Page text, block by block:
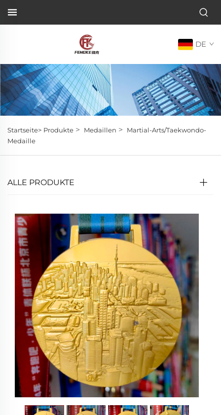
DE
Startseite> Produkte > Medaillen >
Martial-Arts/Taekwondo-
Medaille
ALLE PRODUKTE